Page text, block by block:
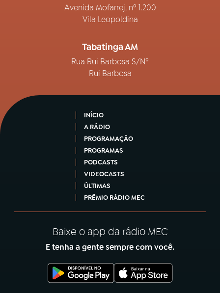
Avenida Mofarrej, nº 1.200
Vila Leopoldina
Tabatinga AM
Rua Rui Barbosa S/Nº
Rui Barbosa
INÍCIO
A RÁDIO
PROGRAMAÇÃO
PROGRAMAS
PODCASTS
VIDEOCASTS
ÚLTIMAS
PRÊMIO RÁDIO MEC
Baixe o app da rádio MEC
E tenha a gente sempre com você.